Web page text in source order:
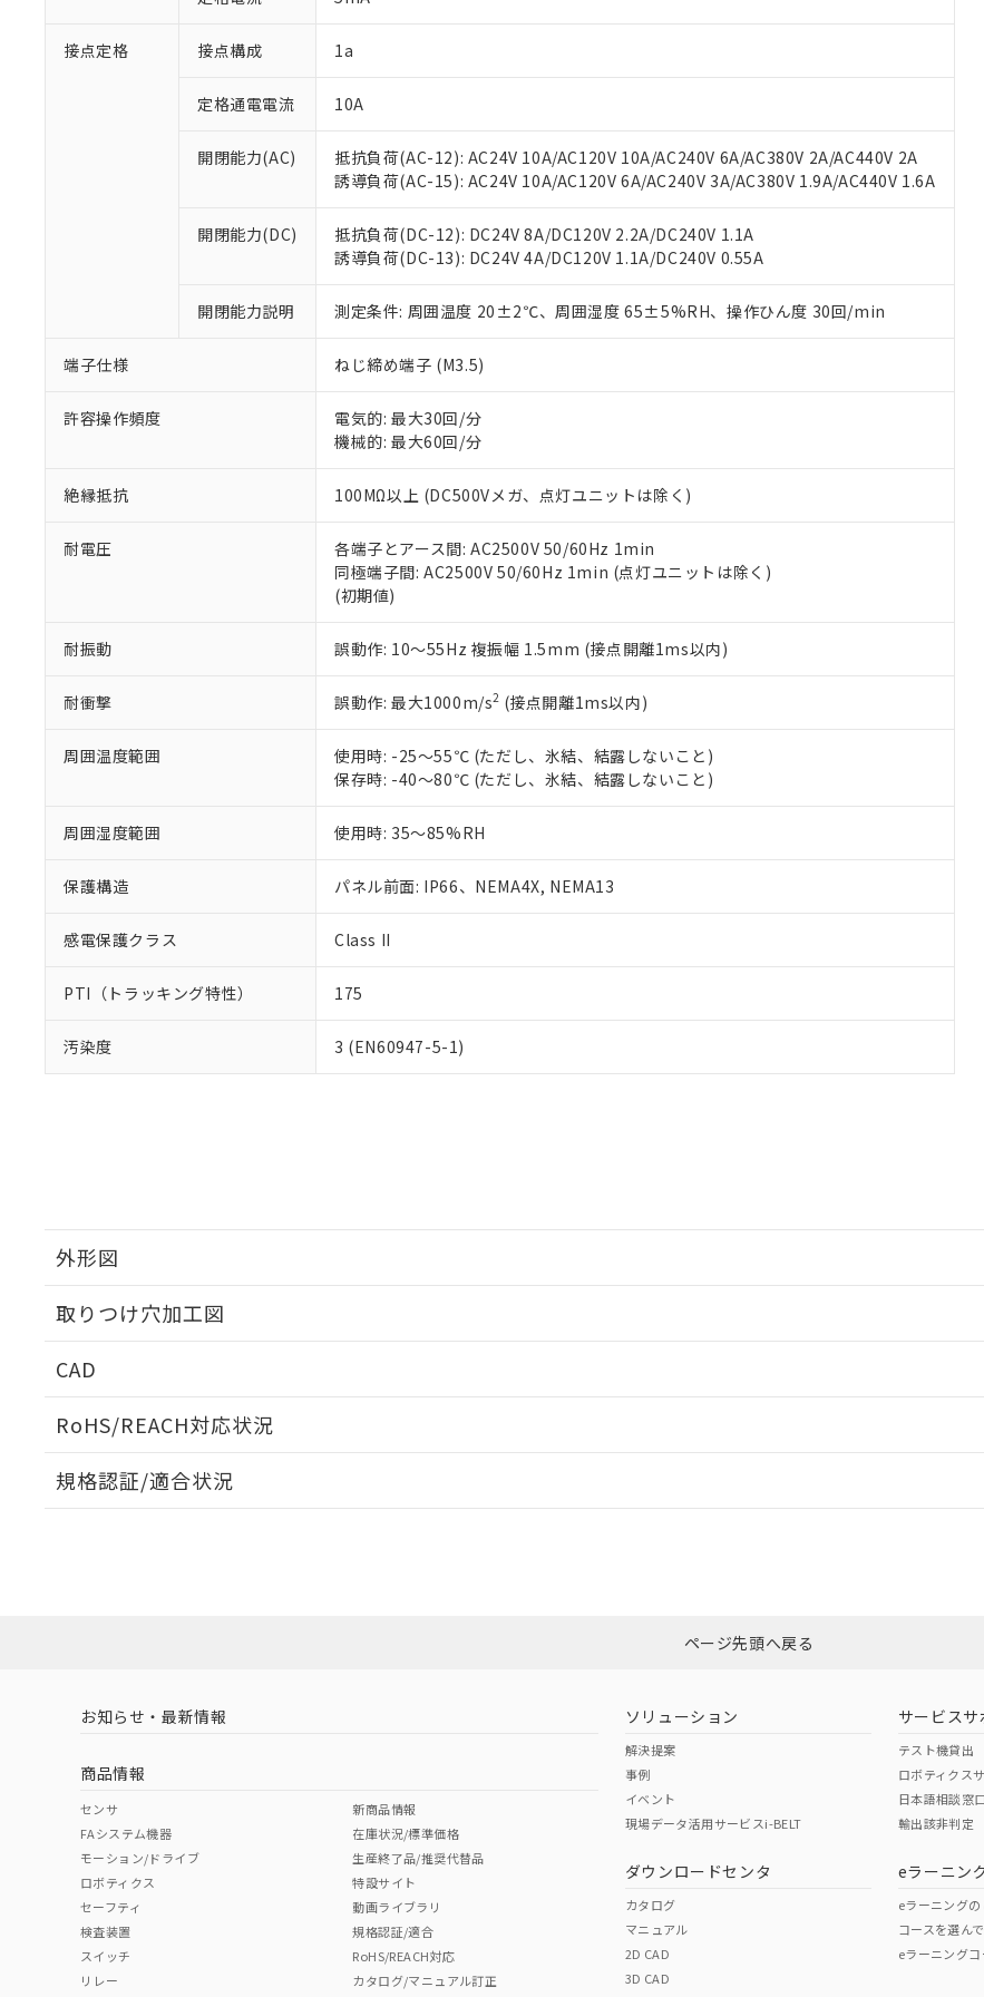
接点定格 接点構成 1a
定格通電電流 10A
開閉能力(AC)
抵抗負荷(AC-12): AC24V 10A/AC120V 10A/AC240V 6A/AC380V 2A/AC440V 2A
誘導負荷(AC-15): AC24V 10A/AC120V 6A/AC240V 3A/AC380V 1.9A/AC440V 1.6A
開閉能力(DC)
抵抗負荷(DC-12): DC24V 8A/DC120V 2.2A/DC240V 1.1A
誘導負荷(DC-13): DC24V 4A/DC120V 1.1A/DC240V 0.55A
開閉能力説明 測定条件: 周囲温度 20±2℃、周囲湿度 65±5%RH、操作ひん度 30回/min
端子仕様 ねじ締め端子 (M3.5)
許容操作頻度
電気的: 最大30回/分
機械的: 最大60回/分
絶縁抵抗 100MΩ以上 (DC500Vメガ、点灯ユニットは除く)
耐電圧
各端子とアース間: AC2500V 50/60Hz 1min
同極端子間: AC2500V 50/60Hz 1min (点灯ユニットは除く)
(初期値)
耐振動 誤動作: 10～55Hz 複振幅 1.5mm (接点開離1ms以内)
耐衝撃 誤動作: 最大1000m/s2 (接点開離1ms以内)
周囲温度範囲
使用時: -25～55℃ (ただし、氷結、結露しないこと)
保存時: -40～80℃ (ただし、氷結、結露しないこと)
周囲湿度範囲 使用時: 35～85%RH
保護構造 パネル前面: IP66、NEMA4X, NEMA13
感電保護クラス Class II
PTI（トラッキング特性） 175
汚染度 3 (EN60947-5-1)
外形図
取りつけ穴加工図
CAD
RoHS/REACH対応状況
EU RoHS 注意事項・凡例
ダウンロードはこちら
中国 RoHS 注意事項・凡例
中国 RoHS表
Pb Hg Cr(VI)
規格認証/適合状況
（イギリス
（ノルウェー
（日本
（アメリカ
この製品の規格認証/適
その他の認証はこちらのページからご
本サービスは、当社制御機器事業取扱商品の当社在庫状況および標準価格(税抜)
当社制御機器事業取扱商品の中には、本サービスの対象外となる商品もあること
い。
正式な納期状況および標準価格はお客様のお取引先、またはお客様担当のオムロ
当社販売員にご相談ください。
在庫状況および標準価格結果を当社の事前の承諾なく第三者に漏洩または開示し
す。
マイパーツ機能（部品リスト作成サービス）をご利用いただくには、I-Webメン
ている必要があります。
お客様が当ウェブサイト上で当社にご登録された部品リストについて、当社およ
が、当社の製品・サービスに関するお客様との取引・商談に必要な範囲で利用す
さい。
いる法人を指します。
*EU RoHS指令（10物質）：
フタル酸ビス(2-エチルヘキシル) (DEHP)(別名：DOP) 1000ppm以下、フタル酸ブチルベンジル（BBP）
ル（DBP） 1000ppm以下、フタル酸ジイソブチル (DIBP) 1000ppm以下
但し、RoHS指令で産業用監視および制御機器に対する適用除外項目は除く。
フタル酸エステル類の４物質については閾値を超える意図的な使用がないことを確認しています。
※2 対応予定月
部品在庫の切り替え状況などにより、予定月が前後することがあります。
※3 非含有証明書ダウンロード
EU RoHS指令（10物質）の非含有証明書
51物質の非含有証明書（当社基準）
※本証明書は発行日時点で非含有を証明するもので、過去に遡って非含有を証明する
また、RoHS指令のフタル酸エステル類４物質の対応では、対応完了までの期間は出
混在することから備考欄に対応日を記載しておりました。
既に当社にて対応品への在庫切替を完了していることから、特段のことがない限り
り割愛しております。
「×」：最大均質材料含有率が中国RoHSの基準値を超えていることを示します。
Pb(鉛) :1000ppm、 Hg(水銀) : 1000ppm、 Cd(カドミウム) : 100ppm、
DEHP(フタル酸ビス(2-エチルヘキシル)) : 1000ppm
※2 環境保護使用期限
「ｅ」：有害物質（10物質）のすべてが基準値以下であることを示します。
味します。
「－」：未確認です。当社販売部門へお問い合わせください。
当社は、これら貴社製品のうち、外国為替および外国貿易法に定める商品（以下
などの必要な手続きをとります。
ます。
当社は貴社製品を、核兵器、ミサイル、化学兵器、生物兵器またはその他武器並
置等に一切使用いたしません。
当社は、貴社製品を第三者に販売する場合は、上記1、2および3の内容を当該第
たしません。
△ 一定数には満たないが在庫あり
－
在庫なし(最新の在庫状況については、お客様のお取引先、またはお客様担
機器販売店・当社販売員にご確認ください)
空
受注生産機種、また在庫状況の情報を公開していない機種
ページ先頭へ戻る
お知らせ・最新情報
商品情報
センサ
FAシステム機器
モーション/ドライブ
ロボティクス
セーフティ
検査装置
スイッチ
リレー
新商品情報
在庫状況/標準価格
生産終了品/推奨代替品
特設サイト
動画ライブラリ
規格認証/適合
RoHS/REACH対応
カタログ/マニュアル訂正
ソリューション
解決提案
事例
イベント
現場データ活用サービスi-BELT
ダウンロードセンタ
カタログ
マニュアル
2D CAD
3D CAD
サービスサ
テスト機貸出
ロボティクス
日本語相談窓
輸出該非判定
eラーニン
eラーニングの
コースを選ん
eラーニングコ